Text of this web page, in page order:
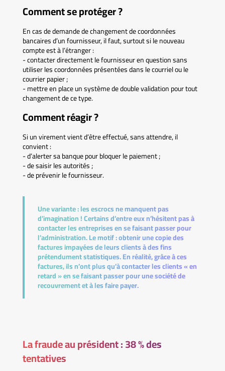
Comment se protéger ?
En cas de demande de changement de coordonnées
bancaires d’un fournisseur, il faut, surtout si le nouveau
compte est à l’étranger :
- contacter directement le fournisseur en question sans
utiliser les coordonnées présentées dans le courriel ou le
courrier papier ;
- mettre en place un système de double validation pour tout
changement de ce type.
Comment réagir ?
Si un virement vient d’être effectué, sans attendre, il
convient :
- d’alerter sa banque pour bloquer le paiement ;
- de saisir les autorités ;
- de prévenir le fournisseur.
Une variante :les escrocs ne manquent pas
d’imagination ! Certains d’entre eux n’hésitent pas à
contacter les entreprises en se faisant passer pour
l’administration. Le motif : obtenir une copie des
factures impayées de leurs clients à des fins
prétendument statistiques. En réalité, grâce à ces
factures, ils n’ont plus qu’à contacter les clients « en
retard » en se faisant passer pour une société de
recouvrement et à les faire payer.
La fraude au président : 38 % des
tentatives